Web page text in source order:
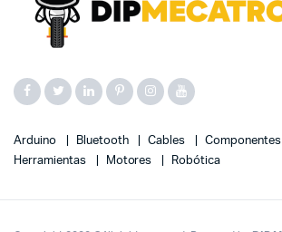
Arduino Bluetooth Cables
Componentes
Herramientas
Motores Robótica